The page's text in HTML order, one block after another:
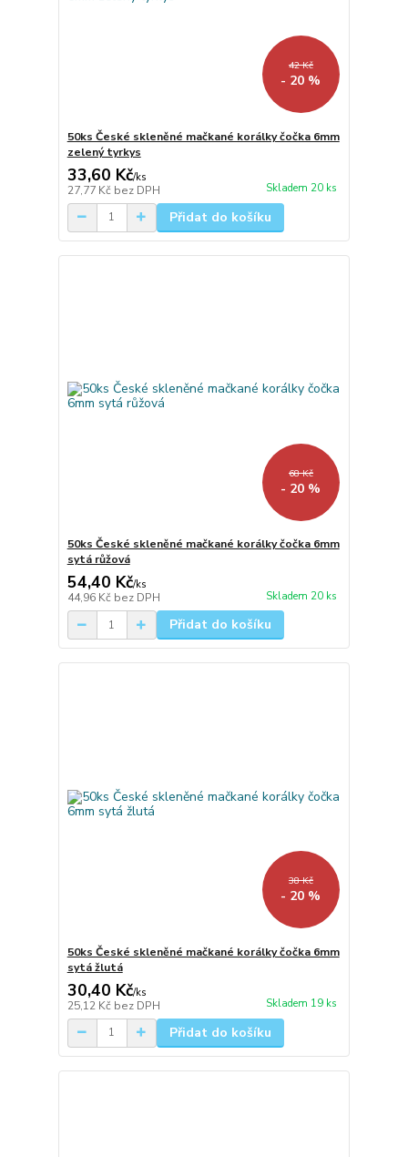
42 Kč
- 20 %
50ks České skleněné mačkané korálky čočka 6mm
zelený tyrkys
33,60 Kč/ks
27,77 Kč bez DPH Skladem 20 ks
Přidat do košíku
68 Kč
- 20 %
50ks České skleněné mačkané korálky čočka 6mm
sytá růžová
54,40 Kč/ks
44,96 Kč bez DPH Skladem 20 ks
Přidat do košíku
38 Kč
- 20 %
50ks České skleněné mačkané korálky čočka 6mm
sytá žlutá
30,40 Kč/ks
25,12 Kč bez DPH Skladem 19 ks
Přidat do košíku